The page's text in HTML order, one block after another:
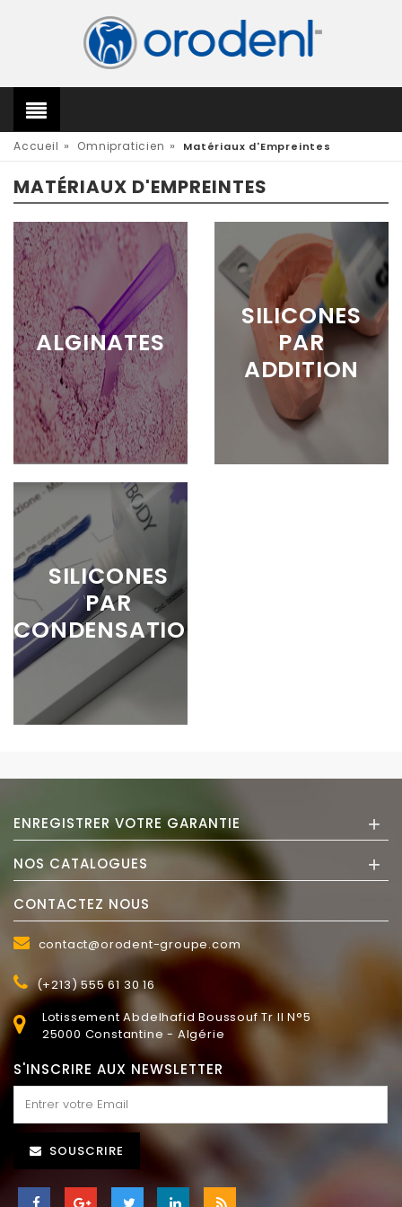
Accueil » Omnipraticien » Matériaux d'Empreintes
MATÉRIAUX D'EMPREINTES
ALGINATES
SILICONES
PAR
ADDITION
SILICONES
PAR
CONDENSATION
ENREGISTRER VOTRE GARANTIE +
NOS CATALOGUES +
CONTACTEZ NOUS
contact@orodent-groupe.com
(+213) 555 61 30 16
Lotissement Abdelhafid Boussouf Tr II N°5
25000 Constantine - Algérie
S'INSCRIRE AUX NEWSLETTER
SOUSCRIRE